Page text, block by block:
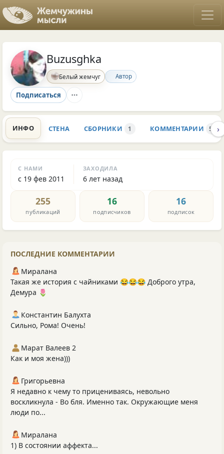
Buzusghka
Белый жемчуг Автор
Подписаться
ИНФО СТЕНА СБОРНИКИ 1 КОММЕНТАРИИ 542
›
С НАМИ
с 19 фев 2011
ЗАХОДИЛА
6 лет назад
255
публикаций
16
подписчиков
16
подписок
ПОСЛЕДНИЕ КОММЕНТАРИИ
Миралана
Такая же история с чайниками 😂😂😂 Доброго утра,
Демура 🌷
Константин Балухта
Сильно, Рома! Очень!
Марат Валеев 2
Как и моя жена)))
Григорьевна
Я недавно к чему то прицениваясь, невольно
воскликнула - Во бля. Именно так. Окружающие меня
люди по...
Миралана
1) В состоянии аффекта...